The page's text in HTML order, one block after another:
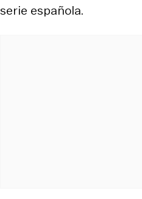
serie española.